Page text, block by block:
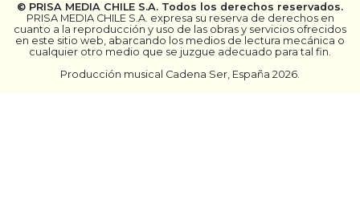
© PRISA MEDIA CHILE S.A. Todos los derechos reservados.
PRISA MEDIA CHILE S.A. expresa su reserva de derechos en
cuanto a la reproducción y uso de las obras y servicios ofrecidos
en este sitio web, abarcando los medios de lectura mecánica o
cualquier otro medio que se juzgue adecuado para tal fin.
Producción musical Cadena Ser, España 2026.